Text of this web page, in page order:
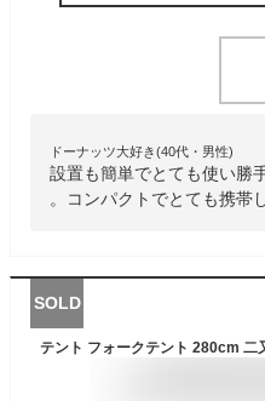
ドーナッツ大好き(40代・男性)
設置も簡単でとても使い勝
。コンパクトでとても携帯
SOLD